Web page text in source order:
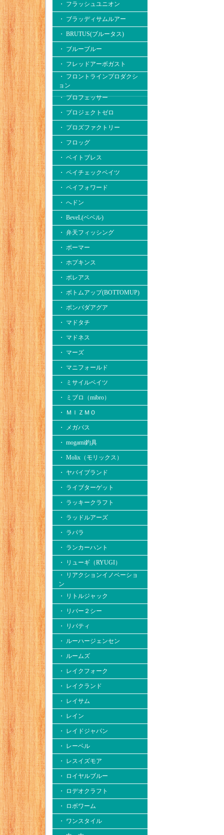
・ フラッシュユニオン
・ ブラッディサムルアー
・ BRUTUS(ブルータス)
・ ブルーブルー
・ フレッドアーボガスト
・ フロントラインプロダクシ
ョン
・ プロフェッサー
・ プロジェクトゼロ
・ プロズファクトリー
・ フロッグ
・ ベイトブレス
・ ペイチェックベイツ
・ ペイフォワード
・ へドン
・ BeveL(ベベル)
・ 弁天フィッシング
・ ボーマー
・ ホプキンス
・ ボレアス
・ ボトムアップ(BOTTOMUP)
・ ボンバダアグア
・ マドタチ
・ マドネス
・ マーズ
・ マニフォールド
・ ミサイルベイツ
・ ミブロ（mibro）
・ ＭＩＺＭＯ
・ メガバス
・ mogami釣具
・ Molix（モリックス）
・ ヤバイブランド
・ ライブターゲット
・ ラッキークラフト
・ ラッドルアーズ
・ ラパラ
・ ランカーハント
・ リューギ（RYUGI）
・ リアクションイノベーショ
ン
・ リトルジャック
・ リバー２シー
・ リバティ
・ ルーハージェンセン
・ ルームズ
・ レイクフォーク
・ レイクランド
・ レイサム
・ レイン
・ レイドジャパン
・ レーベル
・ レスイズモア
・ ロイヤルブルー
・ ロデオクラフト
・ ロボワーム
・ ワンスタイル